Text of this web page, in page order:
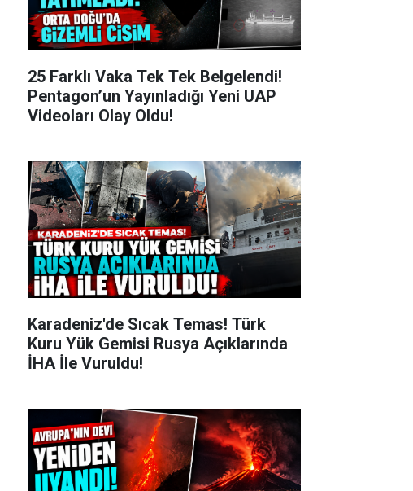
25 Farklı Vaka Tek Tek Belgelendi!
Pentagon’un Yayınladığı Yeni UAP
Videoları Olay Oldu!
Karadeniz'de Sıcak Temas! Türk
Kuru Yük Gemisi Rusya Açıklarında
İHA İle Vuruldu!